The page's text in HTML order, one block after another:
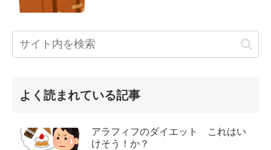
よく読まれている記事
アラフィフのダイエット これはい
けそう！か？